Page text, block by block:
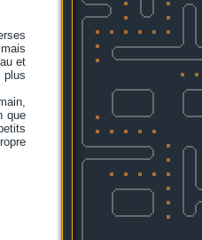
et
plus
que